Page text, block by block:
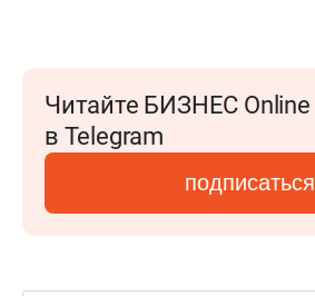
Читайте БИЗНЕС Online
в Telegram
подписаться